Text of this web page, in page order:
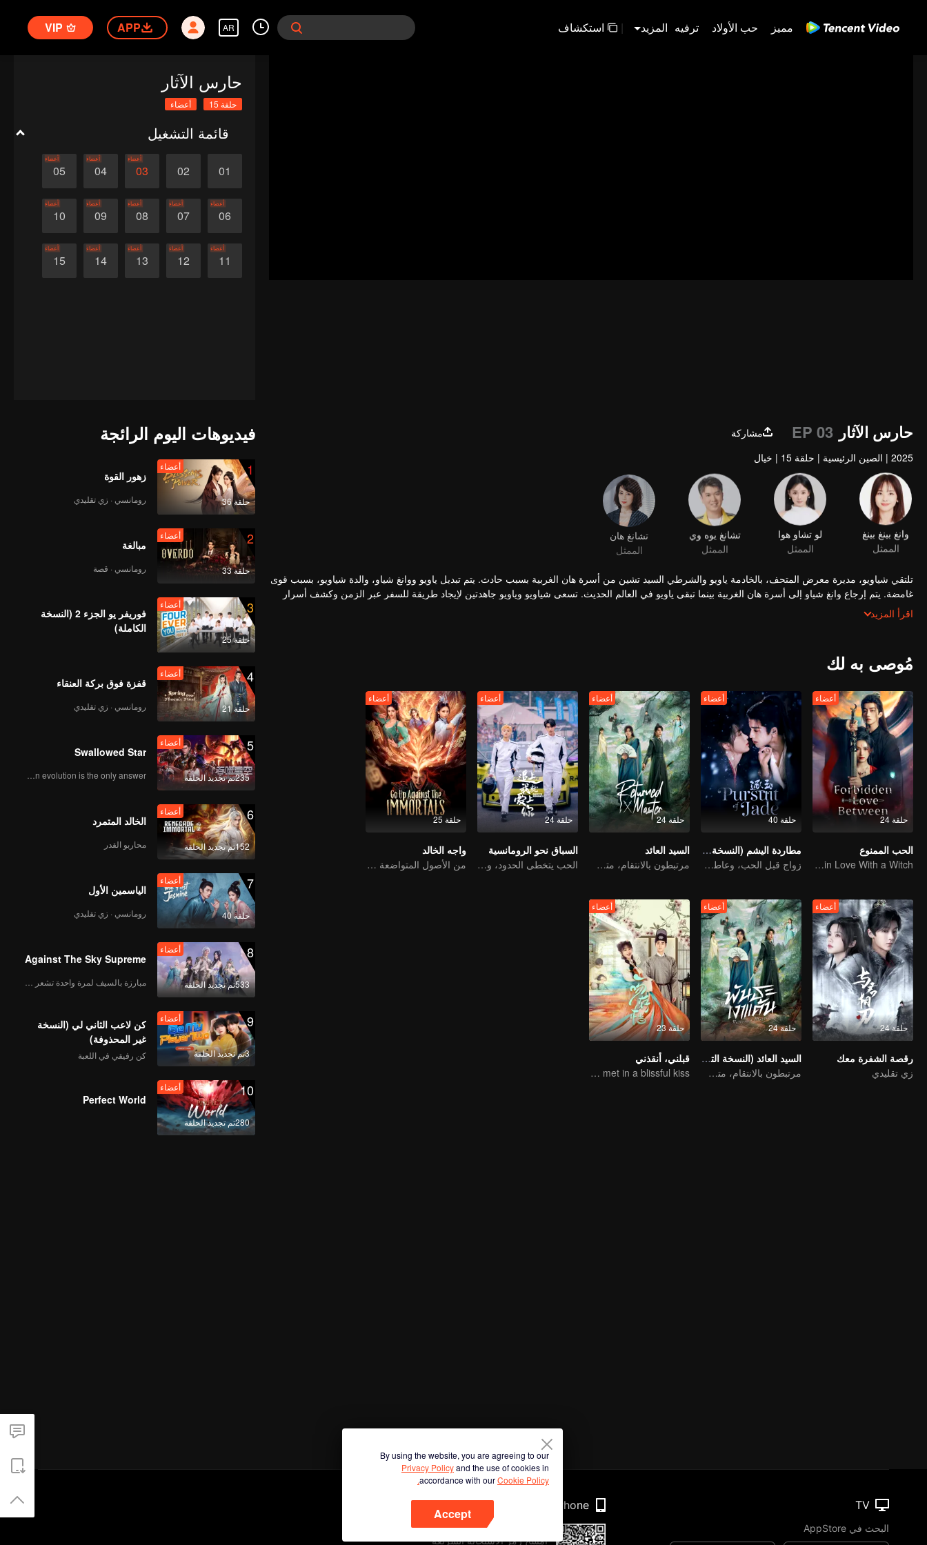
مميز حب الأولاد ترفيه المزيد | استكشاف AR
APP
VIP
حارس الآثار
حلقة 15 أعضاء
قائمة التشغيل
01
02
03
أعضاء
04
أعضاء
05
أعضاء
06
أعضاء
07
أعضاء
08
أعضاء
09
أعضاء
10
أعضاء
11
أعضاء
12
أعضاء
13
أعضاء
14
أعضاء
15
أعضاء
حارس الآثار EP 03
مشاركة
2025
| الصين الرئيسية | حلقة 15 | خيال
وانغ بينغ بينغ
الممثل
لو تشاو هوا
الممثل
تشانغ يوه وي
الممثل
تشانغ هان
الممثل
تلتقي شياويو، مديرة معرض المتحف، بالخادمة ياويو والشرطي السيد تشين من أسرة هان الغربية بسبب حادث. يتم تبديل ياويو ووانغ شياو، والدة شياويو، بسبب قوى
غامضة. يتم إرجاع وانغ شياو إلى أسرة هان الغربية بينما تبقى ياويو في العالم الحديث. تسعى شياويو وياويو جاهدتين لإيجاد طريقة للسفر عبر الزمن وكشف أسرار
السيدة شين تشوي ولي شي أخيرًا.
اقرأ المزيد
مُوصى به لك
حلقة 24
أعضاء
الحب الممنوع
An Immortal Falls in Love With a Witch
حلقة 40
أعضاء
مطاردة اليشم (النسخة الإنجليزية)
زواج قبل الحب، وعاطفة تتشكل في الحرب
حلقة 24
أعضاء
السيد العائد
مرتبطون بالانتقام، متشابكون مع القدر
حلقة 24
أعضاء
السباق نحو الرومانسية
الحب يتخطى الحدود، والمجد متحد كشركاء
حلقة 25
أعضاء
واجه الخالد
من الأصول المتواضعة إلى القاتل الخالد: رحلة الانتقام الذي لا يلين
حلقة 24
أعضاء
رقصة الشفرة معك
زي تقليدي
حلقة 24
أعضاء
السيد العائد (النسخة التايلاندية)
مرتبطون بالانتقام، متشابكون مع القدر
حلقة 23
أعضاء
قبلني، أنقذني
In a dream of first love, our lips met in a blissful kiss
فيديوهات اليوم الرائجة
1
حلقة 36
أعضاء
زهور القوة
رومانسي · زي تقليدي
2
حلقة 33
أعضاء
مبالغة
رومانسي · قصة
3
حلقة 25
أعضاء
فوريفر يو الجزء 2 (النسخة
الكاملة)
4
حلقة 21
أعضاء
قفزة فوق بركة العنقاء
رومانسي · زي تقليدي
5
235تم تجديد الحلقة
أعضاء
Swallowed Star
Human evolution is the only answer.
6
152تم تجديد الحلقة
أعضاء
الخالد المتمرد
محاربو القدر
7
حلقة 40
أعضاء
الياسمين الأول
رومانسي · زي تقليدي
8
533تم تجديد الحلقة
أعضاء
Against The Sky Supreme
9
3تم تجديد الحلقة
أعضاء
كن لاعب الثاني لي (النسخة
غير المحذوفة)
كن رفيقي في اللعبة
10
280تم تجديد الحلقة
أعضاء
Perfect World
By using the website, you are agreeing to our
Privacy Policyand the use of cookies in
accordance with ourCookie Policy.
Accept
TV
البحث في AppStore
Phone
امسح رمز الاستجابة السريعة